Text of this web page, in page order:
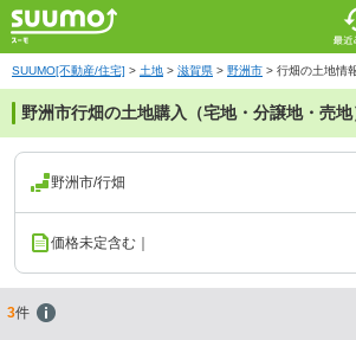
SUUMO[不動産/住宅] > 土地 > 滋賀県 > 野洲市 > 行畑の土地情
野洲市行畑の土地購入（宅地・分譲地・売
野洲市/行畑
価格未定含む｜
3件